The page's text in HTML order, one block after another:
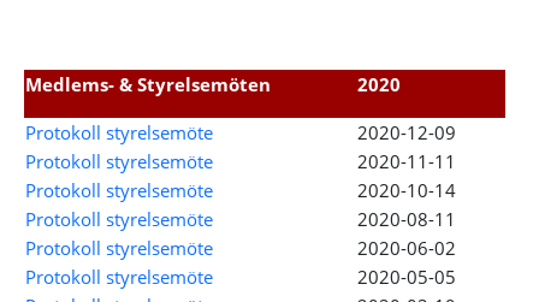
Medlems- & Styrelsemöten
2020
Protokoll styrelsemöte
2020-12-09
Protokoll styrelsemöte
2020-11-11
Protokoll styrelsemöte
2020-10-14
Protokoll styrelsemöte
2020-08-11
Protokoll styrelsemöte
2020-06-02
Protokoll styrelsemöte
2020-05-05